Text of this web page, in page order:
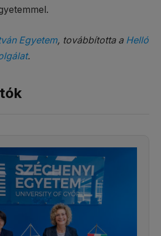
Egyetem, továbbította a Helló
.